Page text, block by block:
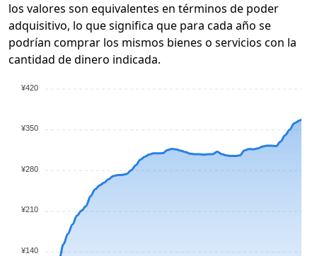
los valores son equivalentes en términos de poder
adquisitivo, lo que significa que para cada año se
podrían comprar los mismos bienes o servicios con la
cantidad de dinero indicada.
¥420
¥350
¥280
¥210
¥140